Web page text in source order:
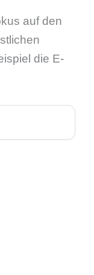
auf den
die E-